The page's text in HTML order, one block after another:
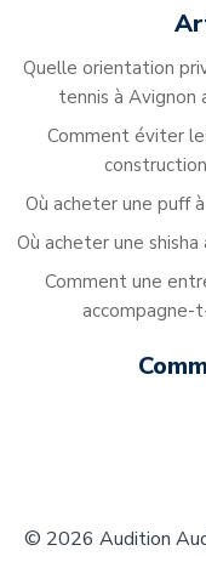
Quelle orientation
tennis à Avignon
Comment éviter
Où acheter une puff
Où acheter une
Comment une
accompagne-
© 2026 Audition